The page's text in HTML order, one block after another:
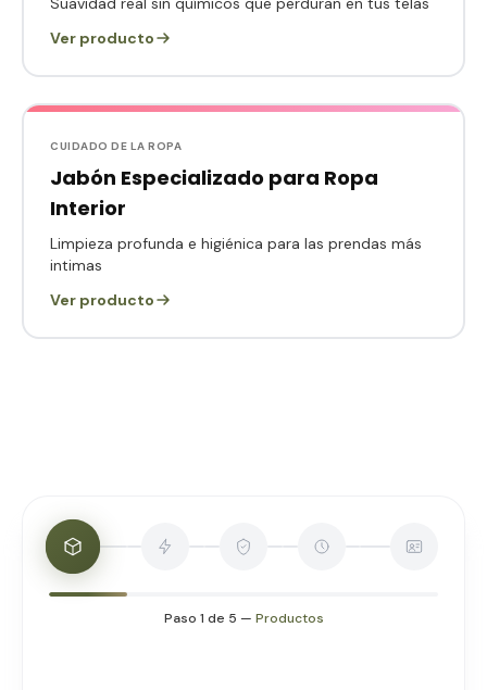
Ver producto
CUIDADO DE LA ROPA
Jabón Especializado para Ropa
Interior
Limpieza profunda e higiénica para las prendas más
intimas
Ver producto
Paso 1 de 5 — Productos